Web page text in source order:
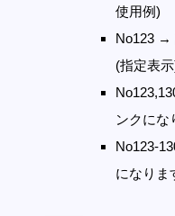
使用例)
No123 →
(指定表示)
ンクにな
No123-
になりま